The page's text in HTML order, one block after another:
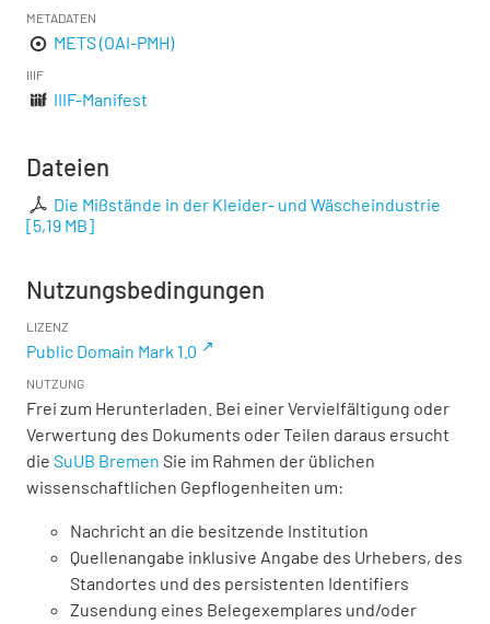
METADATEN
METS (OAI-PMH)
IIIF
IIIF-Manifest
Dateien
Die Mißstände in der Kleider- und Wäscheindustrie
[5,19 MB]
Nutzungsbedingungen
LIZENZ
Public Domain Mark 1.0
NUTZUNG
Frei zum Herunterladen. Bei einer Vervielfältigung oder
Verwertung des Dokuments oder Teilen daraus ersucht
die SuUB Bremen Sie im Rahmen der üblichen
wissenschaftlichen Gepflogenheiten um:
Nachricht an die besitzende Institution
Quellenangabe inklusive Angabe des Urhebers, des
Standortes und des persistenten Identifiers
Zusendung eines Belegexemplares und/oder